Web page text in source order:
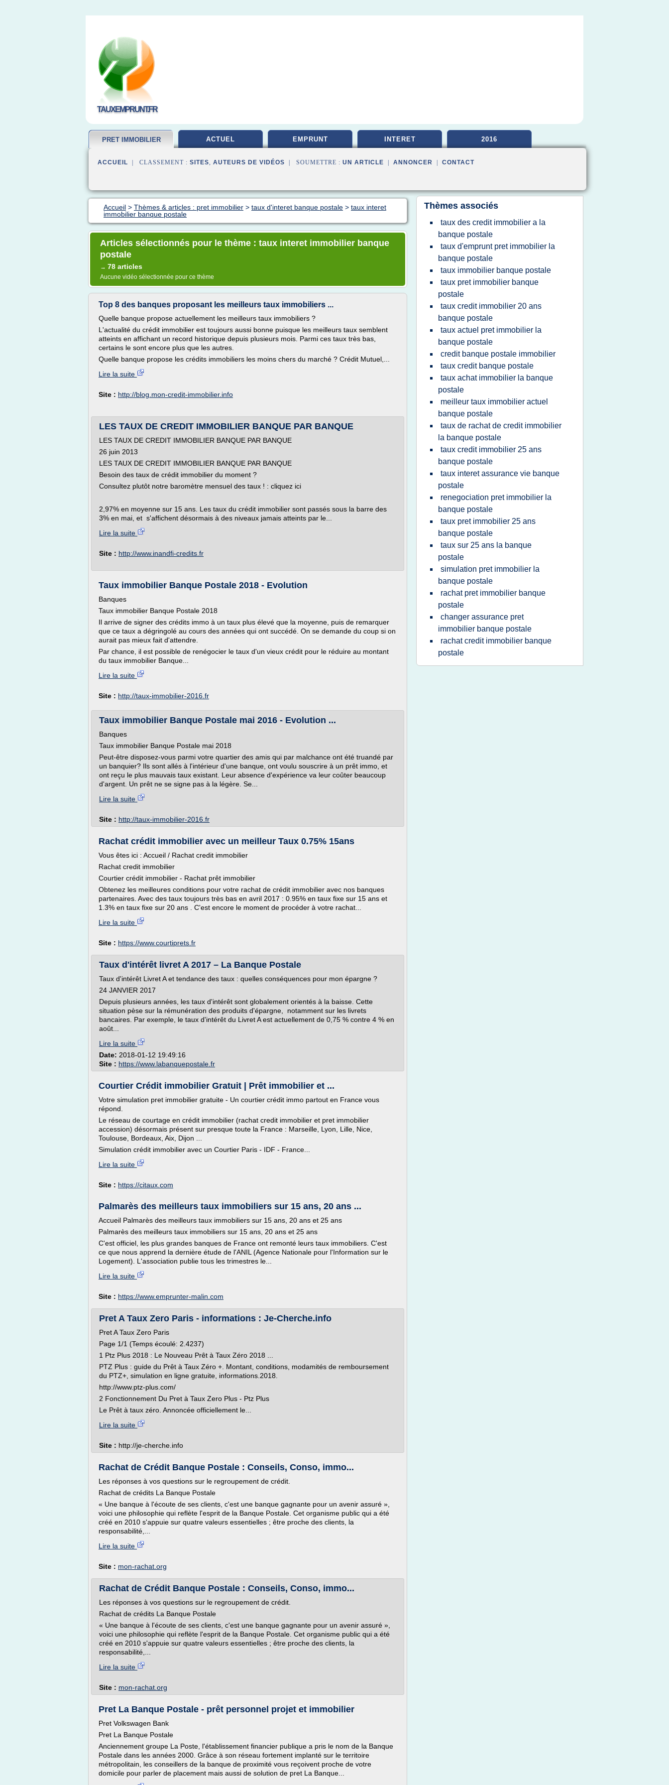
TAUXEMPRUNT.FR
PRET IMMOBILIER ACTUEL EMPRUNT INTERET 2016
ACCUEIL | CLASSEMENT : SITES, AUTEURS DE VIDÉOS | SOUMETTRE : UN ARTICLE ANNONCER CONTACT
Accueil > Thèmes & articles : pret immobilier > taux d'interet banque postale > taux interet
immobilier banque postale
Articles sélectionnés pour le thème : taux interet immobilier banque
postale
→ 78 articles
Aucune vidéo sélectionnée pour ce thème
Top 8 des banques proposant les meilleurs taux immobiliers ...
Quelle banque propose actuellement les meilleurs taux immobiliers ?
L'actualité du crédit immobilier est toujours aussi bonne puisque les meilleurs taux semblent
atteints en affichant un record historique depuis plusieurs mois. Parmi ces taux très bas,
certains le sont encore plus que les autres.
Quelle banque propose les crédits immobiliers les moins chers du marché ? Crédit Mutuel,...
Lire la suite
Site : http://blog.mon-credit-immobilier.info
LES TAUX DE CREDIT IMMOBILIER BANQUE PAR BANQUE
LES TAUX DE CREDIT IMMOBILIER BANQUE PAR BANQUE
26 juin 2013
LES TAUX DE CREDIT IMMOBILIER BANQUE PAR BANQUE
Besoin des taux de crédit immobilier du moment ?
Consultez plutôt notre baromètre mensuel des taux ! : cliquez ici
2,97% en moyenne sur 15 ans. Les taux du crédit immobilier sont passés sous la barre des
3% en mai, et s'affichent désormais à des niveaux jamais atteints par le...
Lire la suite
Site : http://www.inandfi-credits.fr
Taux immobilier Banque Postale 2018 - Evolution
Banques
Taux immobilier Banque Postale 2018
Il arrive de signer des crédits immo à un taux plus élevé que la moyenne, puis de remarquer
que ce taux a dégringolé au cours des années qui ont succédé. On se demande du coup si on
aurait pas mieux fait d'attendre.
Par chance, il est possible de renégocier le taux d'un vieux crédit pour le réduire au montant
du taux immobilier Banque...
Lire la suite
Site : http://taux-immobilier-2016.fr
Taux immobilier Banque Postale mai 2016 - Evolution ...
Banques
Taux immobilier Banque Postale mai 2018
Peut-être disposez-vous parmi votre quartier des amis qui par malchance ont été truandé par
un banquier? Ils sont allés à l'intérieur d'une banque, ont voulu souscrire à un prêt immo, et
ont reçu le plus mauvais taux existant. Leur absence d'expérience va leur coûter beaucoup
d'argent. Un prêt ne se signe pas à la légère. Se...
Lire la suite
Site : http://taux-immobilier-2016.fr
Rachat crédit immobilier avec un meilleur Taux 0.75% 15ans
Vous êtes ici : Accueil / Rachat credit immobilier
Rachat credit immobilier
Courtier crédit immobilier - Rachat prêt immobilier
Obtenez les meilleures conditions pour votre rachat de crédit immobilier avec nos banques
partenaires. Avec des taux toujours très bas en avril 2017 : 0.95% en taux fixe sur 15 ans et
1.3% en taux fixe sur 20 ans . C'est encore le moment de procéder à votre rachat...
Lire la suite
Site : https://www.courtiprets.fr
Taux d'intérêt livret A 2017 – La Banque Postale
Taux d'intérêt Livret A et tendance des taux : quelles conséquences pour mon épargne ?
24 JANVIER 2017
Depuis plusieurs années, les taux d'intérêt sont globalement orientés à la baisse. Cette
situation pèse sur la rémunération des produits d'épargne, notamment sur les livrets
bancaires. Par exemple, le taux d'intérêt du Livret A est actuellement de 0,75 % contre 4 % en
août...
Lire la suite
Date: 2018-01-12 19:49:16
Site : https://www.labanquepostale.fr
Courtier Crédit immobilier Gratuit | Prêt immobilier et ...
Votre simulation pret immobilier gratuite - Un courtier crédit immo partout en France vous
répond.
Le réseau de courtage en crédit immobilier (rachat credit immobilier et pret immobilier
accession) désormais présent sur presque toute la France : Marseille, Lyon, Lille, Nice,
Toulouse, Bordeaux, Aix, Dijon ...
Simulation crédit immobilier avec un Courtier Paris - IDF - France...
Lire la suite
Site : https://citaux.com
Palmarès des meilleurs taux immobiliers sur 15 ans, 20 ans ...
Accueil Palmarès des meilleurs taux immobiliers sur 15 ans, 20 ans et 25 ans
Palmarès des meilleurs taux immobiliers sur 15 ans, 20 ans et 25 ans
C'est officiel, les plus grandes banques de France ont remonté leurs taux immobiliers. C'est
ce que nous apprend la dernière étude de l'ANIL (Agence Nationale pour l'Information sur le
Logement). L'association publie tous les trimestres le...
Lire la suite
Site : https://www.emprunter-malin.com
Pret A Taux Zero Paris - informations : Je-Cherche.info
Pret A Taux Zero Paris
Page 1/1 (Temps écoulé: 2.4237)
1 Ptz Plus 2018 : Le Nouveau Prêt à Taux Zéro 2018 ...
PTZ Plus : guide du Prêt à Taux Zéro +. Montant, conditions, modamités de remboursement
du PTZ+, simulation en ligne gratuite, informations.2018.
http://www.ptz-plus.com/
2 Fonctionnement Du Pret à Taux Zero Plus - Ptz Plus
Le Prêt à taux zéro. Annoncée officiellement le...
Lire la suite
Site : http://je-cherche.info
Rachat de Crédit Banque Postale : Conseils, Conso, immo...
Les réponses à vos questions sur le regroupement de crédit.
Rachat de crédits La Banque Postale
« Une banque à l'écoute de ses clients, c'est une banque gagnante pour un avenir assuré »,
voici une philosophie qui reflète l'esprit de la Banque Postale. Cet organisme public qui a été
créé en 2010 s'appuie sur quatre valeurs essentielles ; être proche des clients, la
responsabilité,...
Lire la suite
Site : mon-rachat.org
Rachat de Crédit Banque Postale : Conseils, Conso, immo...
Les réponses à vos questions sur le regroupement de crédit.
Rachat de crédits La Banque Postale
« Une banque à l'écoute de ses clients, c'est une banque gagnante pour un avenir assuré »,
voici une philosophie qui reflète l'esprit de la Banque Postale. Cet organisme public qui a été
créé en 2010 s'appuie sur quatre valeurs essentielles ; être proche des clients, la
responsabilité,...
Lire la suite
Site : mon-rachat.org
Pret La Banque Postale - prêt personnel projet et immobilier
Pret Volkswagen Bank
Pret La Banque Postale
Anciennement groupe La Poste, l'établissement financier publique a pris le nom de la Banque
Postale dans les années 2000. Grâce à son réseau fortement implanté sur le territoire
métropolitain, les conseillers de la banque de proximité vous reçoivent proche de votre
domicile pour parler de placement mais aussi de solution de pret La Banque...
Thèmes associés
taux des credit immobilier a la
banque postale
taux d'emprunt pret immobilier la
banque postale
taux immobilier banque postale
taux pret immobilier banque
postale
taux credit immobilier 20 ans
banque postale
taux actuel pret immobilier la
banque postale
credit banque postale immobilier
taux credit banque postale
taux achat immobilier la banque
postale
meilleur taux immobilier actuel
banque postale
taux de rachat de credit immobilier
la banque postale
taux credit immobilier 25 ans
banque postale
taux interet assurance vie banque
postale
renegociation pret immobilier la
banque postale
taux pret immobilier 25 ans
banque postale
taux sur 25 ans la banque
postale
simulation pret immobilier la
banque postale
rachat pret immobilier banque
postale
changer assurance pret
immobilier banque postale
rachat credit immobilier banque
postale